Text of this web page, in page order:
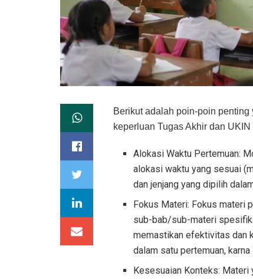
Berikut adalah poin-poin
keperluan Tugas Akhir dan UKIN
Alokasi Waktu Pertemuan:
alokasi waktu yang sesuai
dan jenjang yang dipilih
Fokus Materi: Fokus materi
sub-bab/sub-materi spesifik
memastikan efektivitas dan
dalam satu pertemuan,
Kesesuaian Konteks: Materi